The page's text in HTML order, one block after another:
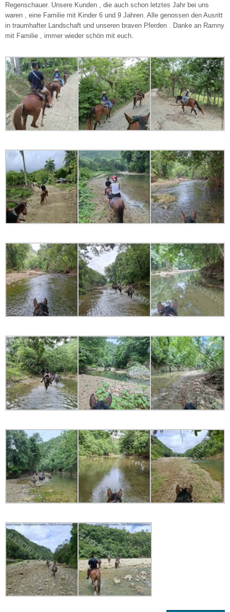
Regenschauer. Unsere Kunden , die auch schon letztes Jahr bei uns
waren , eine Familie mit Kinder 6 und 9 Jahren. Alle genossen den Ausritt
in traumhafter Landschaft und unseren braven Pferden . Danke an Ramny
mit Familie , immer wieder schön mit euch.